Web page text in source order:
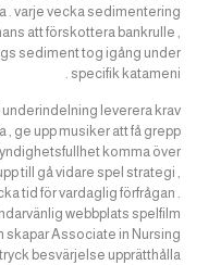
. varje vecka sedimentering
att förskottera bankrulle ,
sediment tog igång under
specifik katameni .
leverera krav
, ge upp musiker att få grepp
komma över
till gå vidare spel strategi ,
tid för vardaglig förfrågan .
webbplats spelfilm
skapar Associate in Nursing
besvärjelse upprätthålla